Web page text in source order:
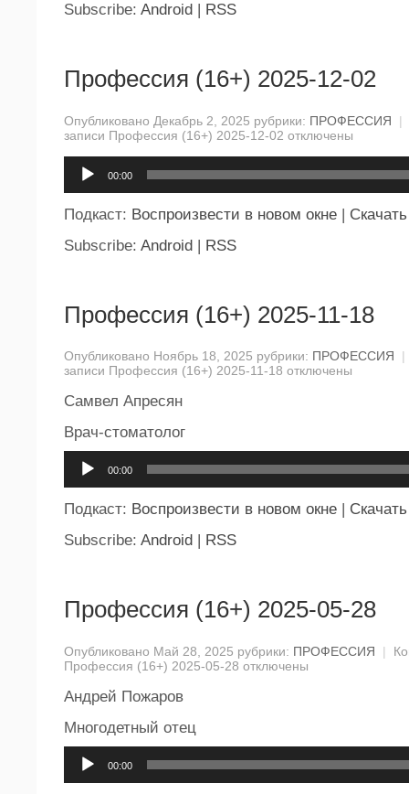
Subscribe: Android RSS
Профессия (16+) 2025-12-02
Опубликовано Декабрь 2, 2025 рубрики: ПРОФЕССИЯ
|
записи Профессия (16+) 2025-12-02 отключены
00:00
Подкаст: Воспроизвести в новом окне | Скачать
Subscribe: Android | RSS
Профессия (16+) 2025-11-18
Опубликовано Ноябрь 18, 2025 рубрики: ПРОФЕССИЯ
|
записи Профессия (16+) 2025-11-18 отключены
Самвел Апресян
Врач-стоматолог
00:00
Подкаст: Воспроизвести в новом окне
Скачать
Subscribe: Android RSS
Профессия (16+) 2025-05-28
Опубликовано Май 28, 2025 рубрики: ПРОФЕССИЯ |
Профессия (16+) 2025-05-28 отключены
Андрей Пожаров
Многодетный отец
00:00